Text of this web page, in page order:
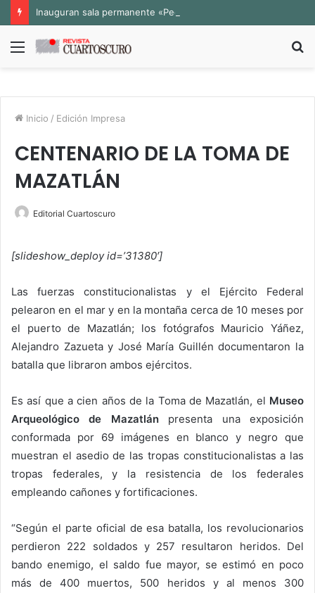
Menú
Inicio / Edición Impresa
CENTENARIO DE LA TOMA DE
MAZATLÁN
Editorial Cuartoscuro
[slideshow_deploy id=’31380′]
Las fuerzas constitucionalistas y el Ejército Federal
pelearon en el mar y en la montaña cerca de 10 meses por
el puerto de Mazatlán; los fotógrafos Mauricio Yáñez,
Alejandro Zazueta y José María Guillén documentaron la
batalla que libraron ambos ejércitos.
Es así que a cien años de la Toma de Mazatlán, el Museo
Arqueológico de Mazatlánpresenta una exposición
conformada por 69 imágenes en blanco y negro que
muestran el asedio de las tropas constitucionalistas a las
tropas federales, y la resistencia de los federales
empleando cañones y fortificaciones.
“Según el parte oficial de esa batalla, los revolucionarios
perdieron 222 soldados y 257 resultaron heridos. Del
bando enemigo, el saldo fue mayor, se estimó en poco
más de 400 muertos, 500 heridos y al menos 300